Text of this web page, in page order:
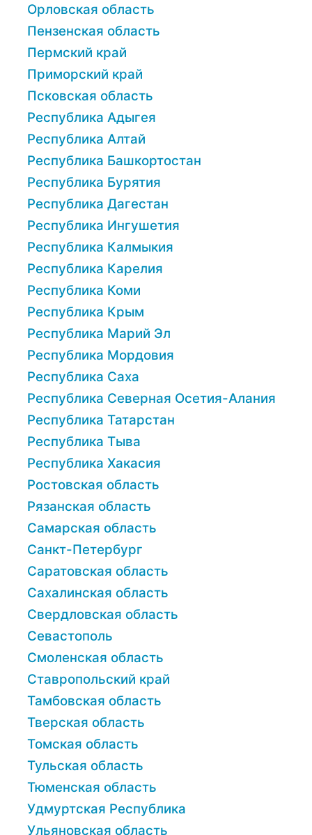
Орловская область
Пензенская область
Пермский край
Приморский край
Псковская область
Республика Адыгея
Республика Алтай
Республика Башкортостан
Республика Бурятия
Республика Дагестан
Республика Ингушетия
Республика Калмыкия
Республика Карелия
Республика Коми
Республика Крым
Республика Марий Эл
Республика Мордовия
Республика Саха
Республика Северная Осетия-Алания
Республика Татарстан
Республика Тыва
Республика Хакасия
Ростовская область
Рязанская область
Самарская область
Санкт-Петербург
Саратовская область
Сахалинская область
Свердловская область
Севастополь
Смоленская область
Ставропольский край
Тамбовская область
Тверская область
Томская область
Тульская область
Тюменская область
Удмуртская Республика
Ульяновская область